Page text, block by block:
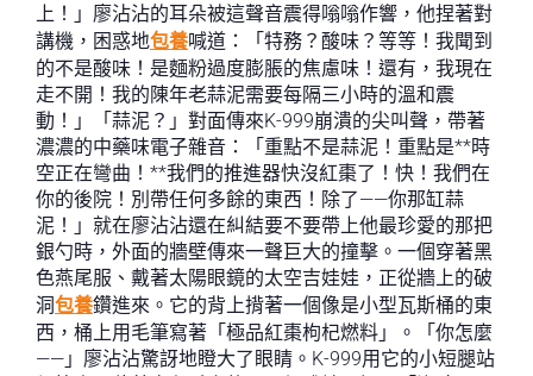
上！」廖沾沾的耳朵被這聲音震得嗡嗡作響，他捏著對
講機，困惑地包養喊道：「特務？酸味？等等！我聞到
的不是酸味！是麵粉過度膨脹的焦慮味！還有，我現在
走不開！我的陳年老蒜泥需要每隔三小時的溫和震
動！」「蒜泥？」對面傳來K-999崩潰的尖叫聲，帶著
濃濃的中藥味電子雜音：「重點不是蒜泥！重點是**時
空正在彎曲！**我們的推進器快沒紅棗了！快！我們在
你的後院！別帶任何多餘的東西！除了——你那缸蒜
泥！」就在廖沾沾還在糾結要不要帶上他最珍愛的那把
銀勺時，外面的牆壁傳來一聲巨大的撞擊。一個穿著黑
色燕尾服、戴著太陽眼鏡的太空吉娃娃，正從牆上的破
洞包養鑽進來。它的背上揹著一個像是小型瓦斯桶的東
西，桶上用毛筆寫著「極品紅棗枸杞燃料」。「你怎麼
——」廖沾沾驚訝地瞪大了眼睛。K-999用它的小短腿站